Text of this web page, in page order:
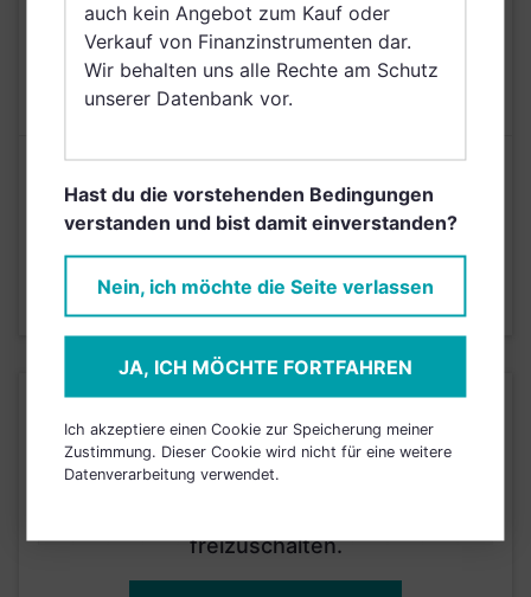
AUSGABEAUFSCHLAG 5,00%
MAX. LAUFENDE
KOSTEN
0,85%
KURSENTWICKLUNG
Einfach und kostenlos
freizuschalten.
auch kein Angebot zum Kauf oder
Verkauf von Finanzinstrumenten dar.
Wir behalten uns alle Rechte am Schutz
unserer Datenbank vor.
Hast du die vorstehenden Bedingungen
verstanden und bist damit einverstanden?
Nein, ich möchte die Seite verlassen
JA, ICH MÖCHTE FORTFAHREN
Ich akzeptiere einen Cookie zur Speicherung meiner
Zustimmung. Dieser Cookie wird nicht für eine weitere
Datenverarbeitung verwendet.